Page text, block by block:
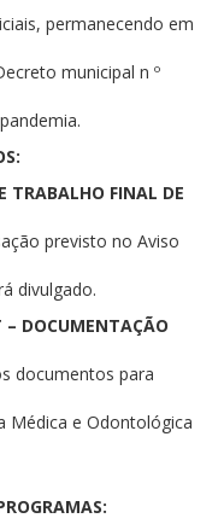
permanecendo em
municipal n º
FINAL DE
previsto no Aviso
divulgado.
DOCUMENTAÇÃO
documentos para
Médica e Odontológica